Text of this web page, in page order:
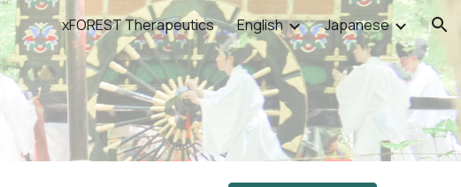
navigationxFOREST Therapeutics English Japanese